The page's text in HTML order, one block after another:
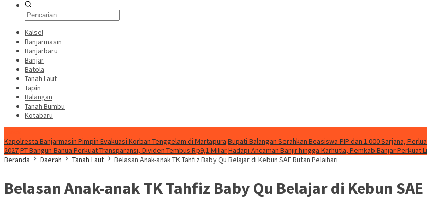
Kalsel
Banjarmasin
Banjarbaru
Banjar
Batola
Tanah Laut
Tapin
Balangan
Tanah Bumbu
Kotabaru
Kapolresta Banjarmasin Pimpin Evakuasi Korban Tenggelam di Martapura Bupati Balangan Serahkan Beasiswa PIP dan 1.000 Sarjana,
2027PT Bangun Banua Perkuat Transparansi, Dividen Tembus Rp9,1 MiliarHadapi Ancaman Banjir hingga Karhutla, Pemkab Banjar Perkuat
Beranda
Daerah Tanah Laut Belasan Anak-anak TK Tahfiz Baby Qu Belajar di Kebun SAE Rutan Pelaihari
Belasan Anak-anak TK Tahfiz Baby Qu Belajar di Kebun